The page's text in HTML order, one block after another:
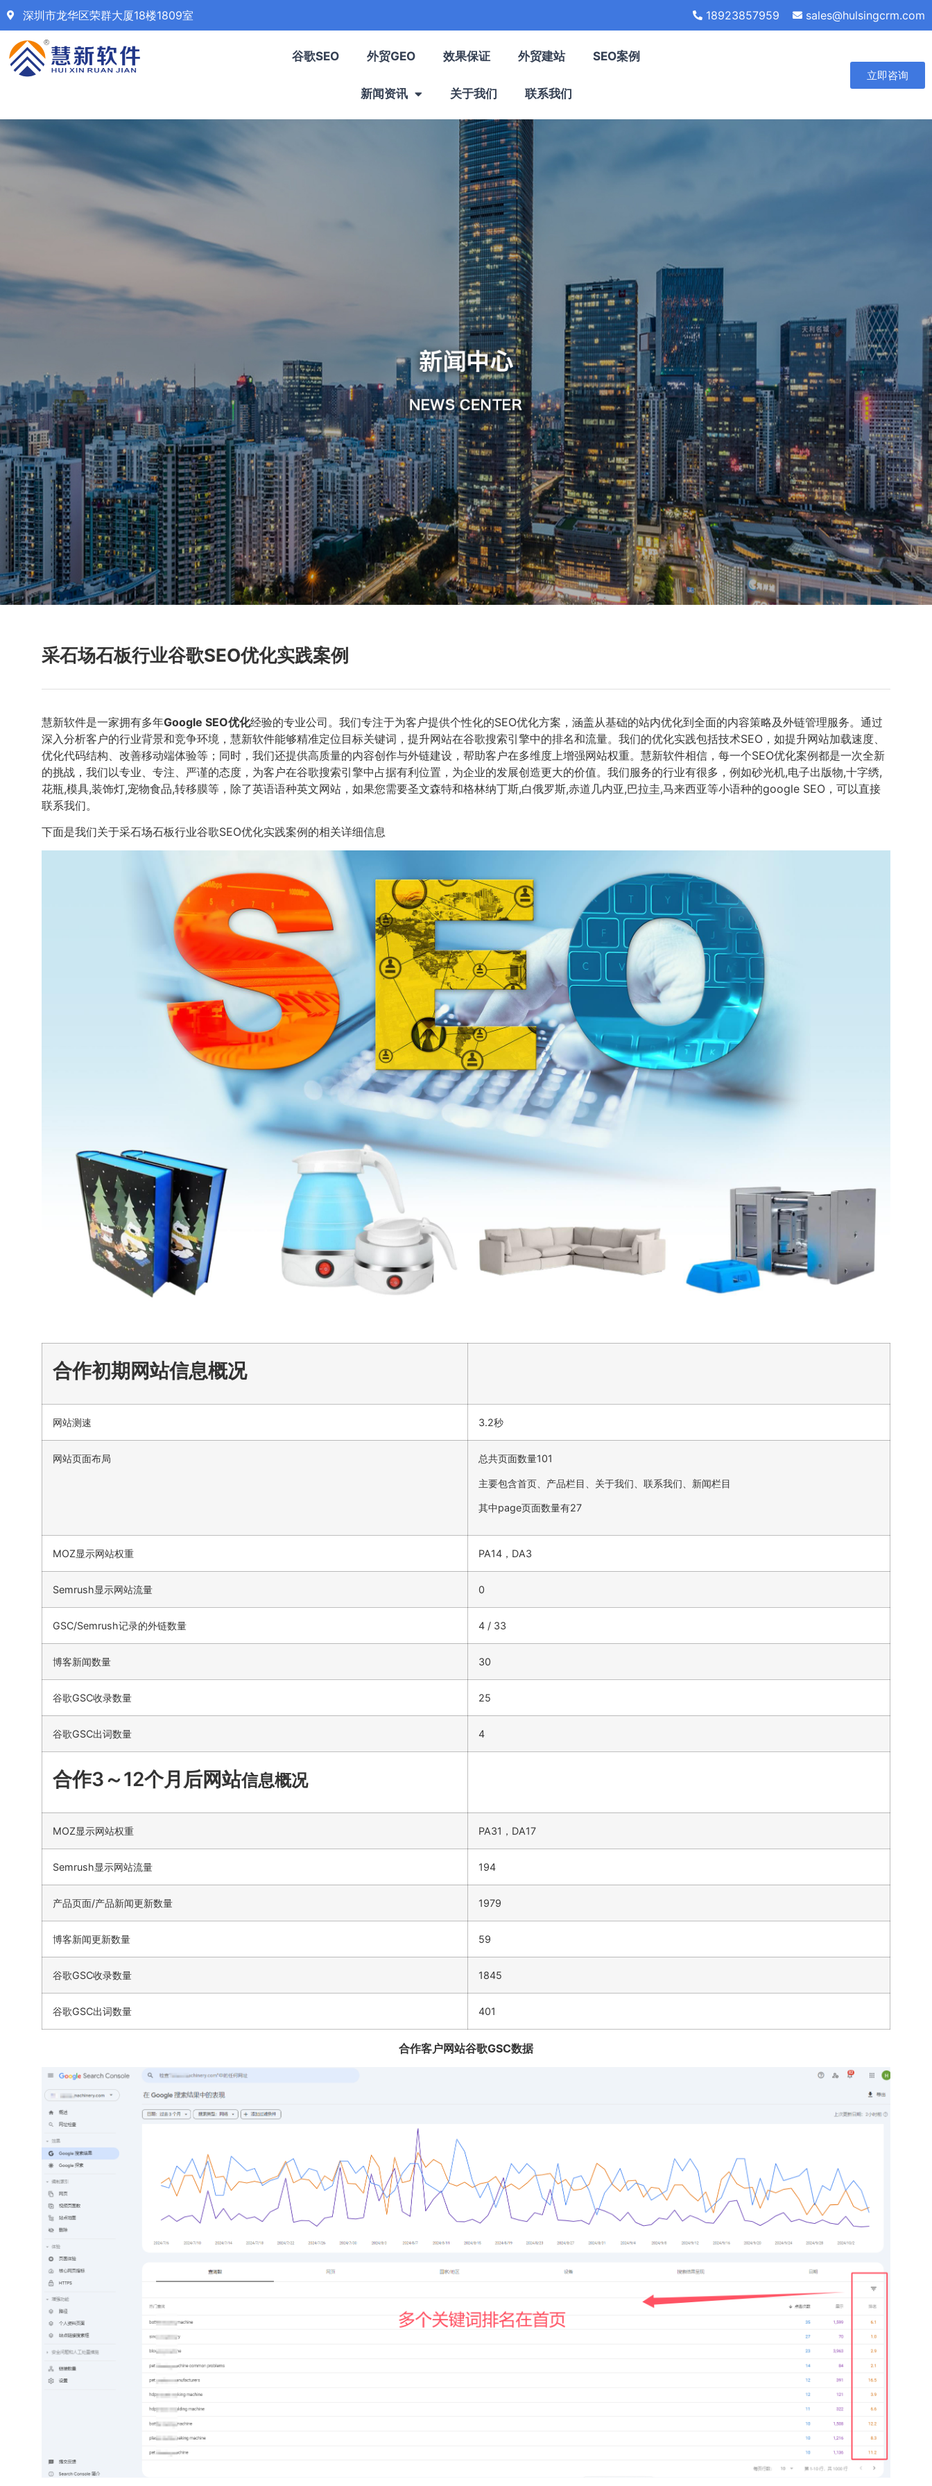
深圳市龙华区荣群大厦18楼1809室 18923857959 sales@hulsingcrm.com
谷歌SEO 外贸GEO 效果保证 外贸建站 SEO案例
新闻资讯 关于我们 联系我们
立即咨询
采石场石板行业谷歌SEO优化实践案例
慧新软件是一家拥有多年Google SEO优化经验的专业公司。我们专注于为客户提供个性化的SEO优化方案，涵盖从基础的站内优化到全面的内容策略及外链管理服务。通过
深入分析客户的行业背景和竞争环境，慧新软件能够精准定位目标关键词，提升网站在谷歌搜索引擎中的排名和流量。我们的优化实践包括技术SEO，如提升网站加载速度、
优化代码结构、改善移动端体验等；同时，我们还提供高质量的内容创作与外链建设，帮助客户在多维度上增强网站权重。慧新软件相信，每一个SEO优化案例都是一次全新
的挑战，我们以专业、专注、严谨的态度，为客户在谷歌搜索引擎中占据有利位置，为企业的发展创造更大的价值。我们服务的行业有很多，例如砂光机,电子出版物,十字绣,
花瓶,模具,装饰灯,宠物食品,转移膜等，除了英语语种英文网站，如果您需要圣文森特和格林纳丁斯,白俄罗斯,赤道几内亚,巴拉圭,马来西亚等小语种的google SEO，可以直接
联系我们。
下面是我们关于采石场石板行业谷歌SEO优化实践案例的相关详细信息
合作初期网站信息概况
网站测速 3.2秒
网站页面布局 总共页面数量101
主要包含首页、产品栏目、关于我们、联系我们、新闻栏目
其中page页面数量有27
MOZ显示网站权重 PA14，DA3
Semrush显示网站流量 0
GSC/Semrush记录的外链数量 4 / 33
博客新闻数量 30
谷歌GSC收录数量 25
谷歌GSC出词数量 4
合作3～12个月后网站信息概况
MOZ显示网站权重 PA31，DA17
Semrush显示网站流量 194
产品页面/产品新闻更新数量 1979
博客新闻更新数量 59
谷歌GSC收录数量 1845
谷歌GSC出词数量 401
合作客户网站谷歌GSC数据